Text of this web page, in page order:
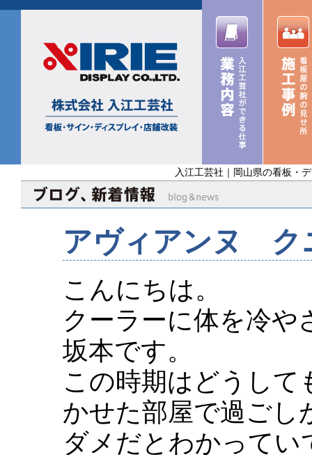
入江工芸社｜岡山県の看板・
アヴィアンヌ ク
こんにちは。
クーラーに体を冷や
坂本です。
この時期はどうして
かせた部屋で過ごし
ダメだとわかって